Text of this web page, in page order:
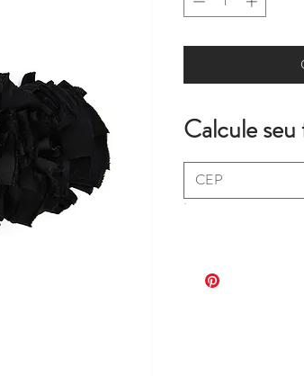
.
Calcule